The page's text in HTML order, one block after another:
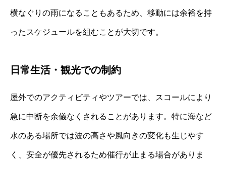
横なぐりの雨になることもあるため、移動には余裕を持
ったスケジュールを組むことが大切です。
日常生活・観光での制約
屋外でのアクティビティやツアーでは、スコールにより
急に中断を余儀なくされることがあります。特に海など
水のある場所では波の高さや風向きの変化も生じやす
く、安全が優先されるため催行が止まる場合がありま